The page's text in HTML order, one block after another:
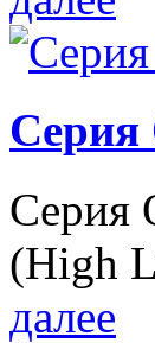
Серия
Серия
(High
далее